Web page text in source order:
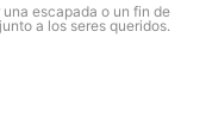
escapada o un fin de
a los seres queridos.